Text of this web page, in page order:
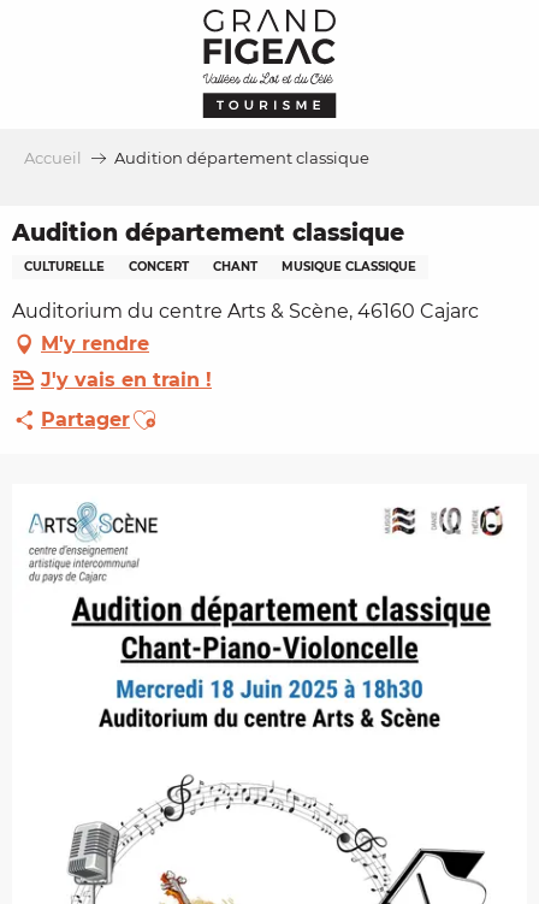
Accueil Audition département classique
Audition département classique
CULTURELLE CONCERT CHANT MUSIQUE CLASSIQUE
Auditorium du centre Arts & Scène, 46160 Cajarc
M'y rendre
J'y vais en train !
PartagerAjouter aux favoris